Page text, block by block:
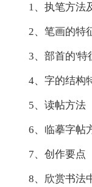
1、执笔方法
2、笔画的特
3、部首的'特
4、字的结构
5、读帖方法
6、临摹字帖
7、创作要点
8、欣赏书法